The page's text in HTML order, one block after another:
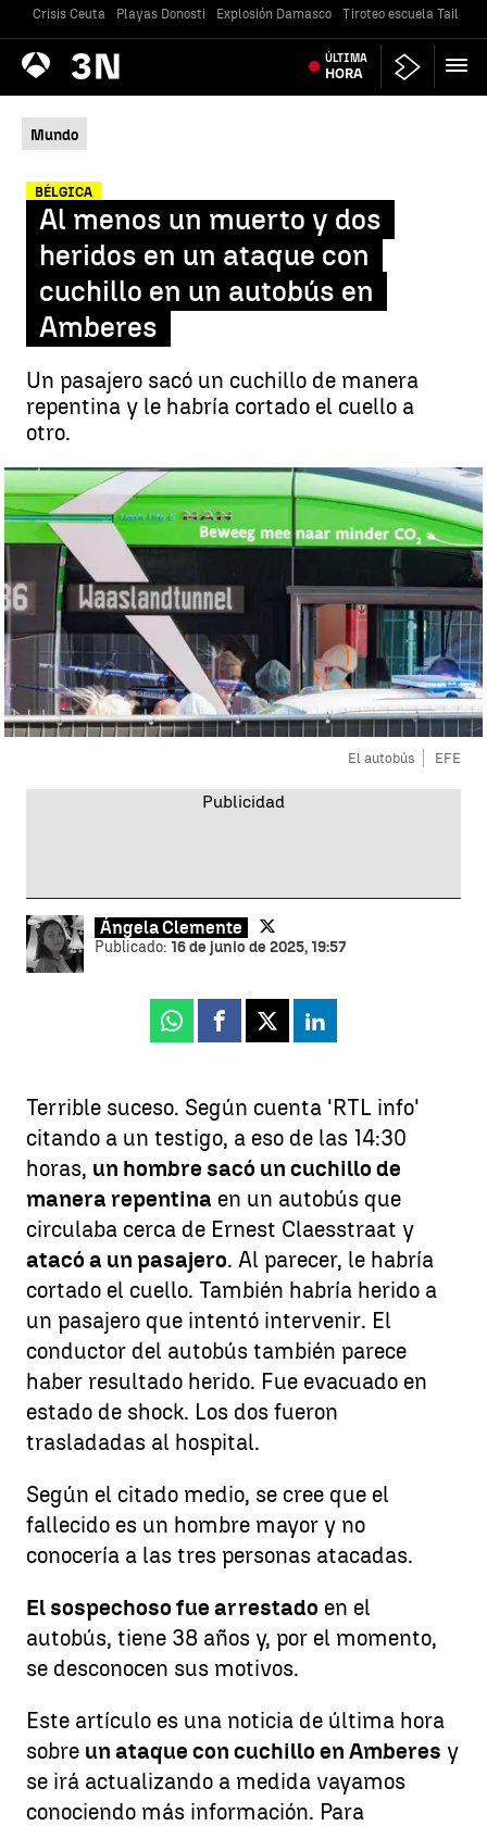
Crisis Ceuta Playas Donosti Explosión Damasco Tiroteo escuela
Antena
3 Noticias ÚLTIMA
HORA
Mundo
BÉLGICA
Al menos un muerto y dos
heridos en un ataque con
cuchillo en un autobús en
Amberes
Un pasajero sacó un cuchillo de manera
repentina y le habría cortado el cuello a
otro.
El autobús EFE
Ángela Clemente
Publicado: 16 de junio de 2025, 19:57
Whatsapp
Facebook
X Linkedin
Terrible suceso. Según cuenta 'RTL info'
citando a un testigo, a eso de las 14:30
horas, un hombre sacó un cuchillo de
manera repentina en un autobús que
circulaba cerca de Ernest Claesstraat y
atacó a un pasajero. Al parecer, le habría
cortado el cuello. También habría herido a
un pasajero que intentó intervenir. El
conductor del autobús también parece
haber resultado herido. Fue evacuado en
estado de shock. Los dos fueron
trasladadas al hospital.
Según el citado medio, se cree que el
fallecido es un hombre mayor y no
conocería a las tres personas atacadas.
El sospechoso fue arrestado en el
autobús, tiene 38 años y, por el momento,
se desconocen sus motivos.
Este artículo es una noticia de última hora
sobre un ataque con cuchillo en Amberes y
se irá actualizando a medida vayamos
conociendo más información. Para